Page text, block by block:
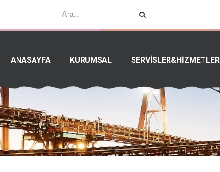
ANASAYFA KURUMSAL SERVİSLER&HİZMETLER